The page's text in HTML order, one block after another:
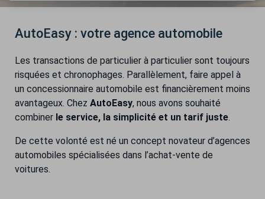
AutoEasy : votre agence automobile
Les transactions de particulier à particulier sont toujours
risquées et chronophages. Parallèlement, faire appel à
un concessionnaire automobile est financièrement moins
avantageux. Chez AutoEasy, nous avons souhaité
combiner le service, la simplicité et un tarif juste.
De cette volonté est né un concept novateur d’agences
automobiles spécialisées dans l’achat-vente de
voitures.